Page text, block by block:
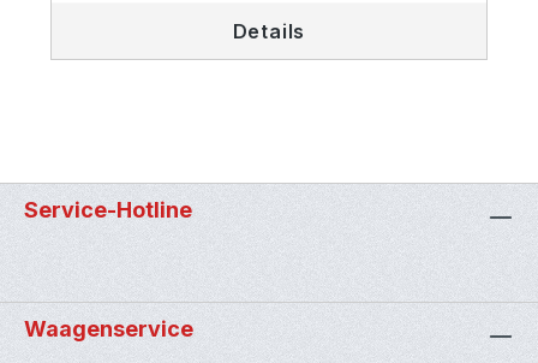
Details
Service-Hotline
Waagenservice